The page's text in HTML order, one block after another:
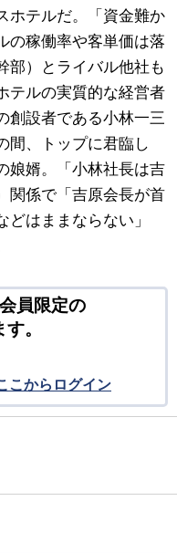
ホテルだ。「資金難か
の稼働率や客単価は落
部）とライバル他社も
ルの実質的な経営者
創設者である小林一三
間、トップに君臨し
娘婿。「小林社長は吉
関係で「吉原会長が首
はままならない」
員限定の
。
こからログイン